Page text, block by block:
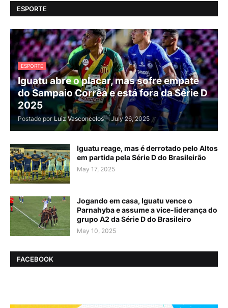
ESPORTE
ESPORTE
Iguatu abre o placar, mas sofre empate
do Sampaio Corrêa e está fora da Série D
2025
Postado por Luiz Vasconcelos - July 26, 2025
Iguatu reage, mas é derrotado pelo Altos
em partida pela Série D do Brasileirão
May 17, 2025
Jogando em casa, Iguatu vence o
Parnahyba e assume a vice-liderança do
grupo A2 da Série D do Brasileiro
May 10, 2025
FACEBOOK